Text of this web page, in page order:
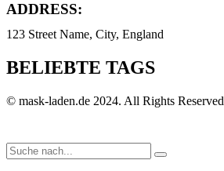
ADDRESS:
123 Street Name, City, England
BELIEBTE TAGS
© mask-laden.de 2024. All Rights Reserved